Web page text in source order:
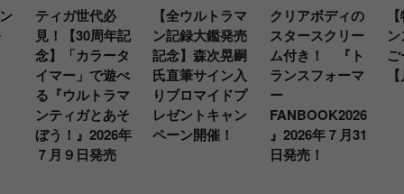
ティガ世代必
見！【30周年記
念】「カラータ
イマー」で遊べ
る『ウルトラマ
ンティガとあそ
ぼう！』2026年
７月９日発売
【全ウルトラマ
ン記録大鑑発売
記念】森次晃嗣
氏直筆サイン入
りブロマイドプ
レゼントキャン
ペーン開催！
クリアボディの
スタースクリー
ム付き！ 『ト
ランスフォーマ
ー
FANBOOK2026
』2026年７月31
日発売！